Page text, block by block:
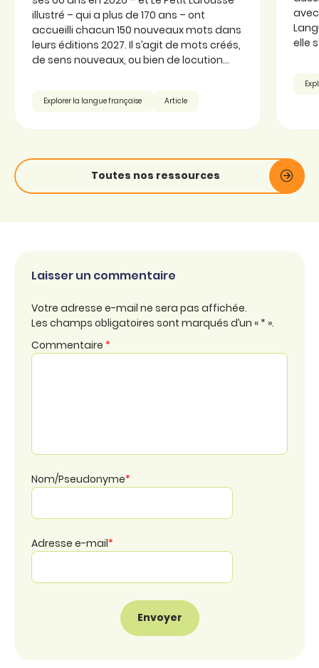
illustré – qui a plus de 170 ans – ont
accueilli chacun 150 nouveaux mots dans
leurs éditions 2027. Il s’agit de mots créés,
de sens nouveaux, ou bien de locution...
Explorer la langue française Article
elle
Toutes nos ressources
Laisser un commentaire
Votre adresse e-mail ne sera pas affichée.
Les champs obligatoires sont marqués d’un « * ».
Commentaire *
Nom/Pseudonyme*
Adresse e-mail*